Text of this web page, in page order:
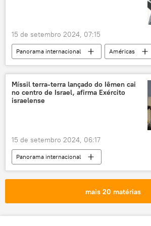
15 de setembro 2024, 07:15
Panorama internacional
Américas
América Latina
Venezuela
Xiomara Castro
Manuel Zelaya
Vladimir Padrino López
Estados Unidos
Míssil terra-terra lançado do Iêmen cai
no centro de Israel, afirma Exército
israelense
15 de setembro 2024, 06:17
Panorama internacional
Oriente Médio e África
Israel
Forças de Defesa de Israel (FDI)
Ansar
míssil
tensão militar conflito
mais 20 matérias